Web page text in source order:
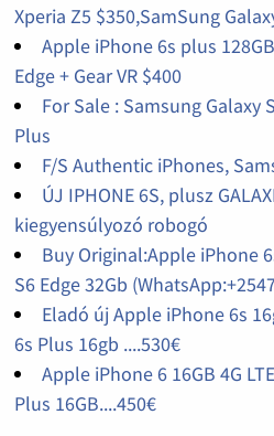
Xperia Z5 $350,SamSung
Apple iPhone 6s plus
Edge + Gear VR $400
For Sale : Samsung Galaxy
Plus
F/S Authentic iPhones,
ÚJ IPHONE 6S, plusz
kiegyensúlyozó robogó
Buy Original:Apple iPhone
S6 Edge 32Gb
Eladó új Apple iPhone 6s
6s Plus 16gb ....530€
Apple iPhone 6 16GB 4G
Plus 16GB....450€